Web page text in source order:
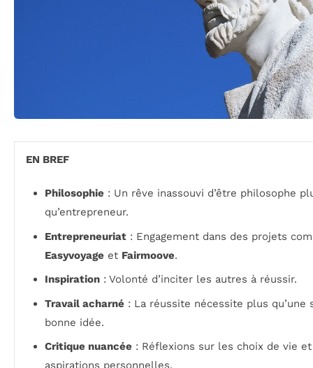
EN BREF
Philosophie : Un rêve inassouvi d’être philosophe
qu’entrepreneur.
Entrepreneuriat : Engagement dans des projets
Easyvoyage et Fairmoove.
Inspiration : Volonté d’inciter les autres à réussir.
Travail acharné : La réussite nécessite plus qu’une
bonne idée.
Critique nuancée : Réflexions sur les choix de vie
aspirations personnelles.